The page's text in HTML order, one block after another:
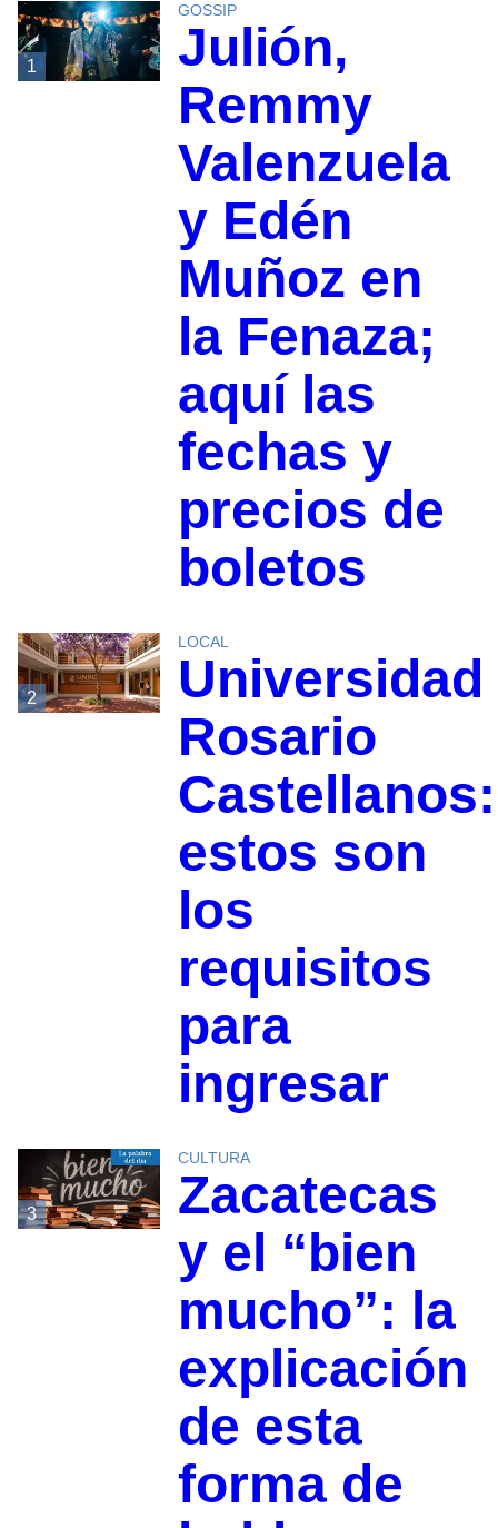
1
GOSSIP
Julión,
Remmy
Valenzuela
y Edén
Muñoz en
la Fenaza;
aquí las
fechas y
precios de
boletos
2
LOCAL
Universidad
Rosario
Castellanos:
estos son
los
requisitos
para
ingresar
3
CULTURA
Zacatecas
y el “bien
mucho”: la
explicación
de esta
forma de